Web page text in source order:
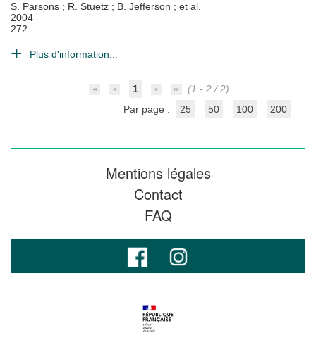
S. Parsons ; R. Stuetz ; B. Jefferson ; et al.
2004
272
Plus d'information...
1
(1 - 2 / 2)
Par page :
25 50 100 200
Mentions légales
Contact
FAQ